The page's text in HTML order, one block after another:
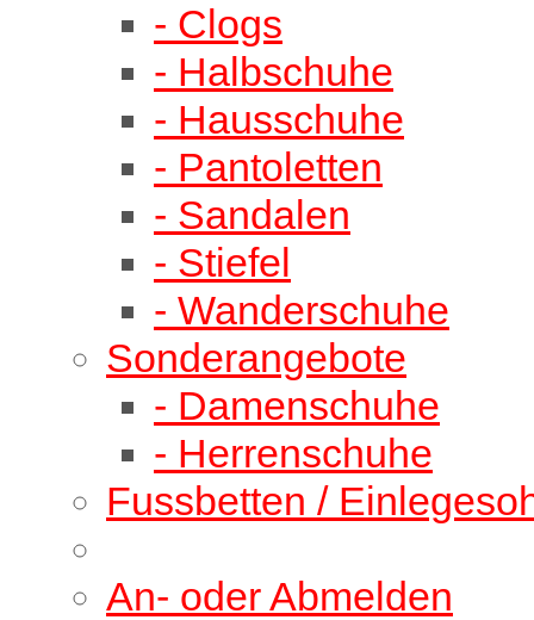
- Clogs
- Halbschuhe
- Hausschuhe
- Pantoletten
- Sandalen
- Stiefel
- Wanderschuhe
Sonderangebote
- Damenschuhe
- Herrenschuhe
Fussbetten /
An- oder Abmelden